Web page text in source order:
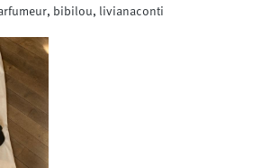
bibilou, livianaconti